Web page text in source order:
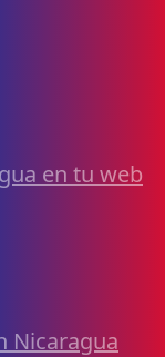
en tu web
Nicaragua